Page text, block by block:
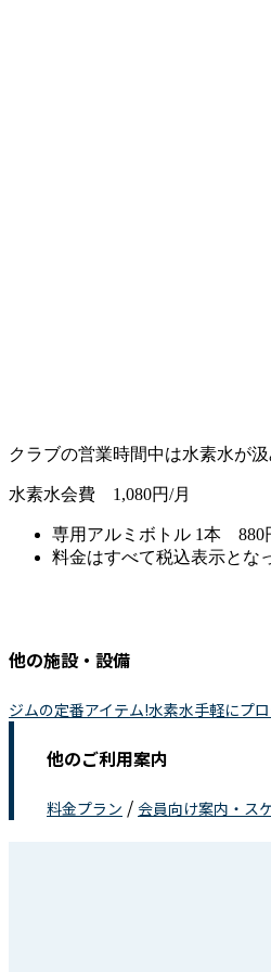
クラブの営業時間中は水素水が
水素水会費 1,080円/月
専用アルミボトル 1本 880
料金はすべて税込表示とな
他の施設・設備
ジムの定番アイテム!水素水手軽にプ
他のご利用案内
料金プラン / 会員向け案内・ス